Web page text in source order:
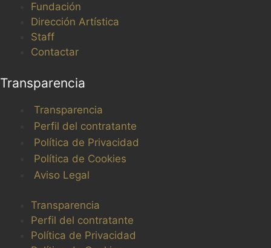
Fundación
Dirección Artística
Staff
Contactar
Transparencia
Transparencia
Perfil del contratante
Política de Privacidad
Política de Cookies
Aviso Legal
Transparencia
Perfil del contratante
Política de Privacidad